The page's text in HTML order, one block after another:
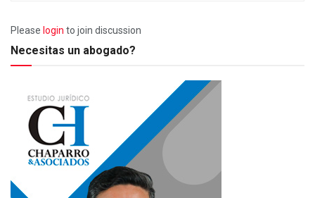
Please login to join discussion
Necesitas un abogado?